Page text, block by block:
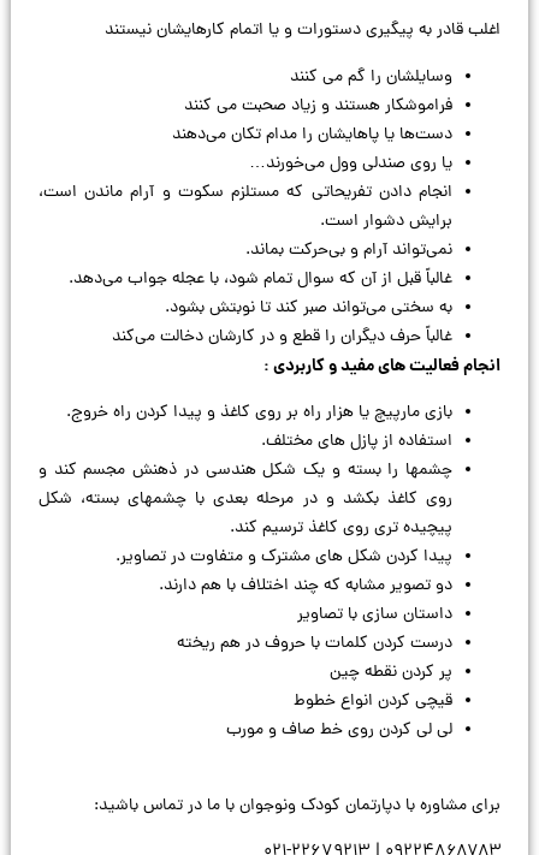
اغلب قادر به پیگیری دستورات و یا اتمام کارهایشان نیستند
وسایلشان را گم می كنند
فراموشکار هستند و زیاد صحبت می كنند
دست‌ها یا پاهایشان را مدام تکان می‌دهند
یا روی صندلی وول می‌خورند…
انجام دادن تفریحاتی که مستلزم سکوت و آرام ماندن است،
برایش دشوار است.
نمی‌تواند آرام و بی‌حرکت بماند.
غالباً قبل از آن که سوال تمام شود، با عجله جواب می‌دهد.
به سختی می‌تواند صبر کند تا نوبتش بشود.
غالباً حرف دیگران را قطع و در کارشان دخالت می‌كند
انجام فعالیت های مفید و كاربردی :
بازی مارپیچ یا هزار راه بر روی کاغذ و پیدا كردن راه خروج.
استفاده از پازل های مختلف.
چشمها را بسته و یک شکل هندسی در ذهنش مجسم كند و
روی کاغذ بكشد و در مرحله بعدی با چشمهای بسته، شکل
پیچیده تری روی کاغذ ترسیم كند.
پیدا کردن شكل های مشترک و متفاوت در تصاویر.
دو تصویر مشابه كه چند اختلاف با هم دارند.
داستان سازی با تصاویر
درست كردن كلمات با حروف در هم ریخته
پر كردن نقطه چین
قیچی كردن انواع خطوط
لی لی كردن روی خط صاف و مورب
برای مشاوره با دپارتمان کودک و‌نوجوان با ما در تماس باشید: